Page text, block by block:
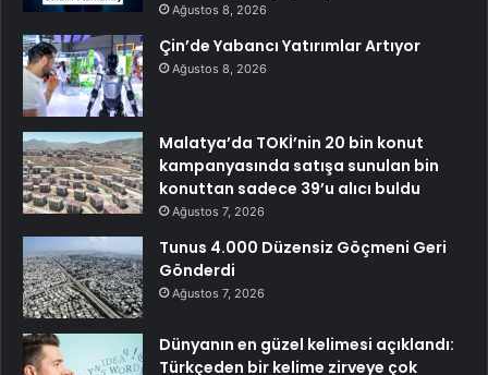
Ağustos 8, 2026
Çin’de Yabancı Yatırımlar Artıyor
Ağustos 8, 2026
Malatya’da TOKİ’nin 20 bin konut
kampanyasında satışa sunulan bin
konuttan sadece 39’u alıcı buldu
Ağustos 7, 2026
Tunus 4.000 Düzensiz Göçmeni Geri
Gönderdi
Ağustos 7, 2026
Dünyanın en güzel kelimesi açıklandı:
Türkçeden bir kelime zirveye çok